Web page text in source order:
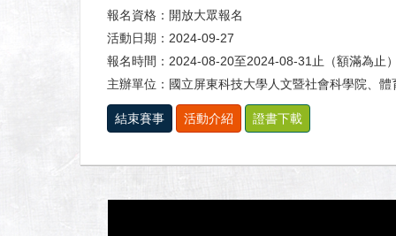
報名資格：開放大眾報名
活動日期：2024-09-27
報名時間：2024-08-20至2024-08-31止（額滿為止
主辦單位：國立屏東科技大學人文暨社會科學院、
結束賽事 活動介紹 證書下載